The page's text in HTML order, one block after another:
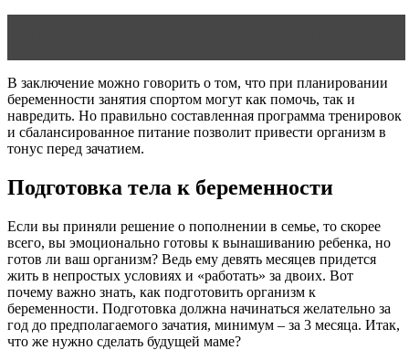
В заключение можно говорить о том, что при планировании
беременности занятия спортом могут как помочь, так и
навредить. Но правильно составленная программа тренировок
и сбалансированное питание позволит привести организм в
тонус перед зачатием.
Подготовка тела к беременности
Если вы приняли решение о пополнении в семье, то скорее
всего, вы эмоционально готовы к вынашиванию ребенка, но
готов ли ваш организм? Ведь ему девять месяцев придется
жить в непростых условиях и «работать» за двоих. Вот
почему важно знать, как подготовить организм к
беременности. Подготовка должна начинаться желательно за
год до предполагаемого зачатия, минимум – за 3 месяца. Итак,
что же нужно сделать будущей маме?